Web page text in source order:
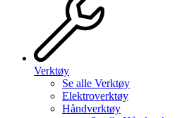
Verktøy
Se alle Verktøy
Elektroverktøy
Håndverktøy